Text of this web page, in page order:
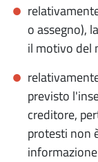
o assegno),
il motivo del
previsto
creditore,
protesti non